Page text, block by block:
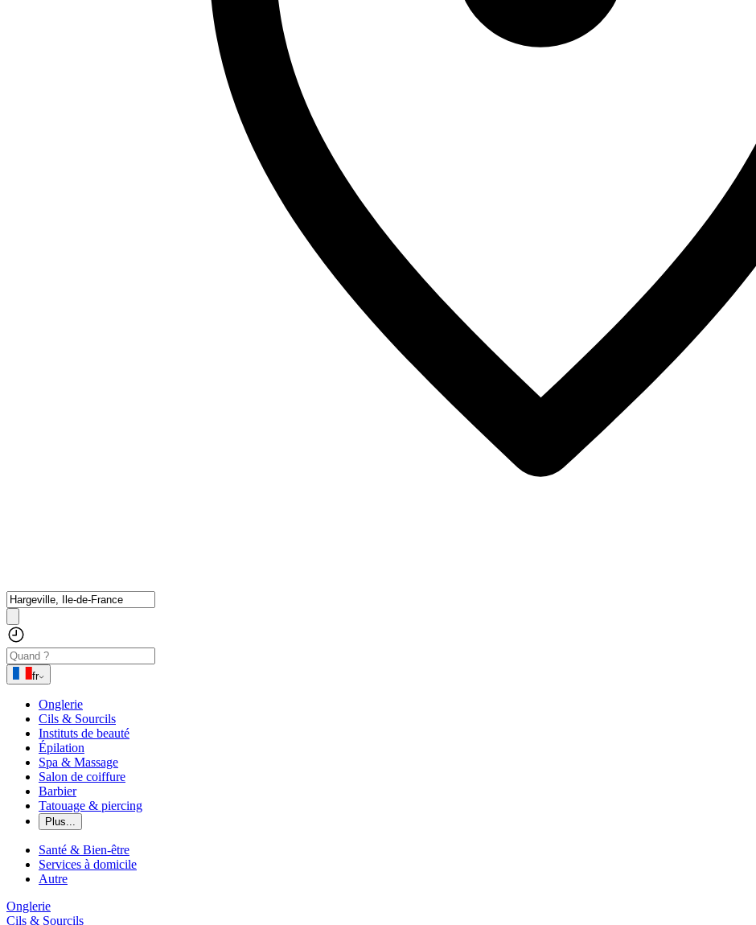
fr
Onglerie
Cils & Sourcils
Instituts de beauté
Épilation
Spa & Massage
Salon de coiffure
Barbier
Tatouage & piercing
Plus...
Santé & Bien-être
Services à domicile
Autre
Onglerie
Cils & Sourcils